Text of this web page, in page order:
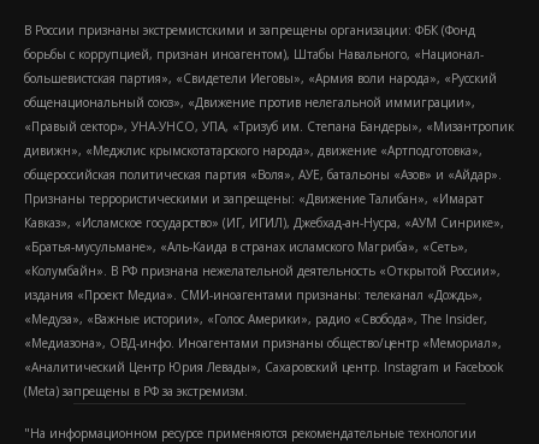
В России признаны экстремистскими и запрещены организации: ФБК (Фонд
борьбы с коррупцией, признан иноагентом), Штабы Навального, «Национал-
большевистская партия», «Свидетели Иеговы», «Армия воли народа», «Русский
общенациональный союз», «Движение против нелегальной иммиграции»,
«Правый сектор», УНА-УНСО, УПА, «Тризуб им. Степана Бандеры», «Мизантропик
дивижн», «Меджлис крымскотатарского народа», движение «Артподготовка»,
общероссийская политическая партия «Воля», АУЕ, батальоны «Азов» и «Айдар».
Признаны террористическими и запрещены: «Движение Талибан», «Имарат
Кавказ», «Исламское государство» (ИГ, ИГИЛ), Джебхад-ан-Нусра, «АУМ Синрике»,
«Братья-мусульмане», «Аль-Каида в странах исламского Магриба», «Сеть»,
«Колумбайн». В РФ признана нежелательной деятельность «Открытой России»,
издания «Проект Медиа». СМИ-иноагентами признаны: телеканал «Дождь»,
«Медуза», «Важные истории», «Голос Америки», радио «Свобода», The Insider,
«Медиазона», ОВД-инфо. Иноагентами признаны общество/центр «Мемориал»,
«Аналитический Центр Юрия Левады», Сахаровский центр. Instagram и Facebook
(Metа) запрещены в РФ за экстремизм.
"На информационном ресурсе применяются рекомендательные технологии